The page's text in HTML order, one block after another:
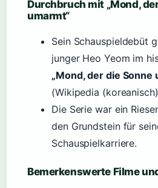
Durchbruch mit „Mond,
umarmt“
Sein Schauspieldebüt
junger Heo Yeom im
„Mond, der die Sonne
(Wikipedia
Die Serie war ein
den Grundstein für
Schauspielkarriere.
Bemerkenswerte Filme